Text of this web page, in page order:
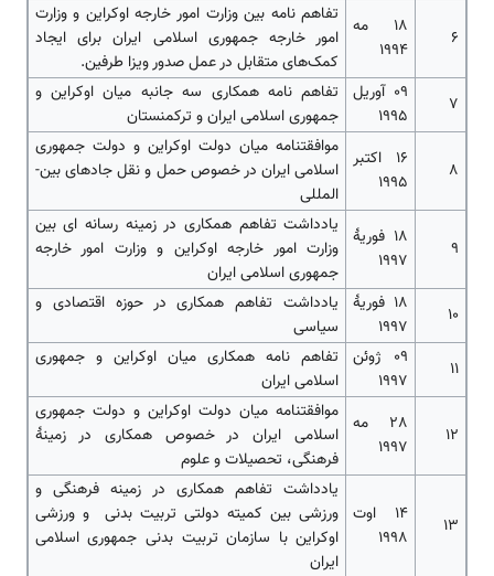
6
18 مه
1994
تفاهم نامه بین وزارت امور خارجه اوکراین و وزارت
امور خارجه جمهوری اسلامی ایران برای ایجاد
کمک‌‌‌‌های متقابل در عمل صدور ویزا طرفین.
7
09 آوریل
1995
تفاهم نامه همکاری سه جانبه میان اوکراین و
جمهوری اسلامی ایران و ترکمنستان
8
16 اکتبر
1995
موافقتنامه میان دولت اوکراین و دولت جمهوری
اسلامی ایران در خصوص حمل و نقل جاده­ای بین‌­
المللی
9
18 فوریۀ
1997
یادداشت تفاهم همکاری در زمینه رسانه ای بین
وزارت امور خارجه اوکراین و وزارت امور خارجه
جمهوری اسلامی ایران
10
18 فوریۀ
1997
یادداشت تفاهم همکاری در حوزه اقتصادی و
سیاسی
11
09 ژوئن
1997
تفاهم نامه همکاری میان اوکراین و جمهوری
اسلامی ایران
12
28 مه
1997
موافقتنامه میان دولت اوکراین و دولت جمهوری
اسلامی ایران در خصوص همکاری در زمینۀ
فرهنگی، تحصیلات و علوم
13
14 اوت
1998
یادداشت تفاهم همکاری در زمینه فرهنگی و
ورزشی بین کمیته دولتی تربیت بدنی و ورزشی
اوکراین با سازمان تربیت بدنی جمهوری اسلامی
ایران